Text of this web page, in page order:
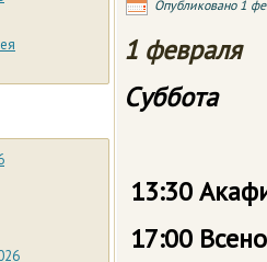
Опубликовано 1
1 февраля
Суббота
9:00
13:30
17:00